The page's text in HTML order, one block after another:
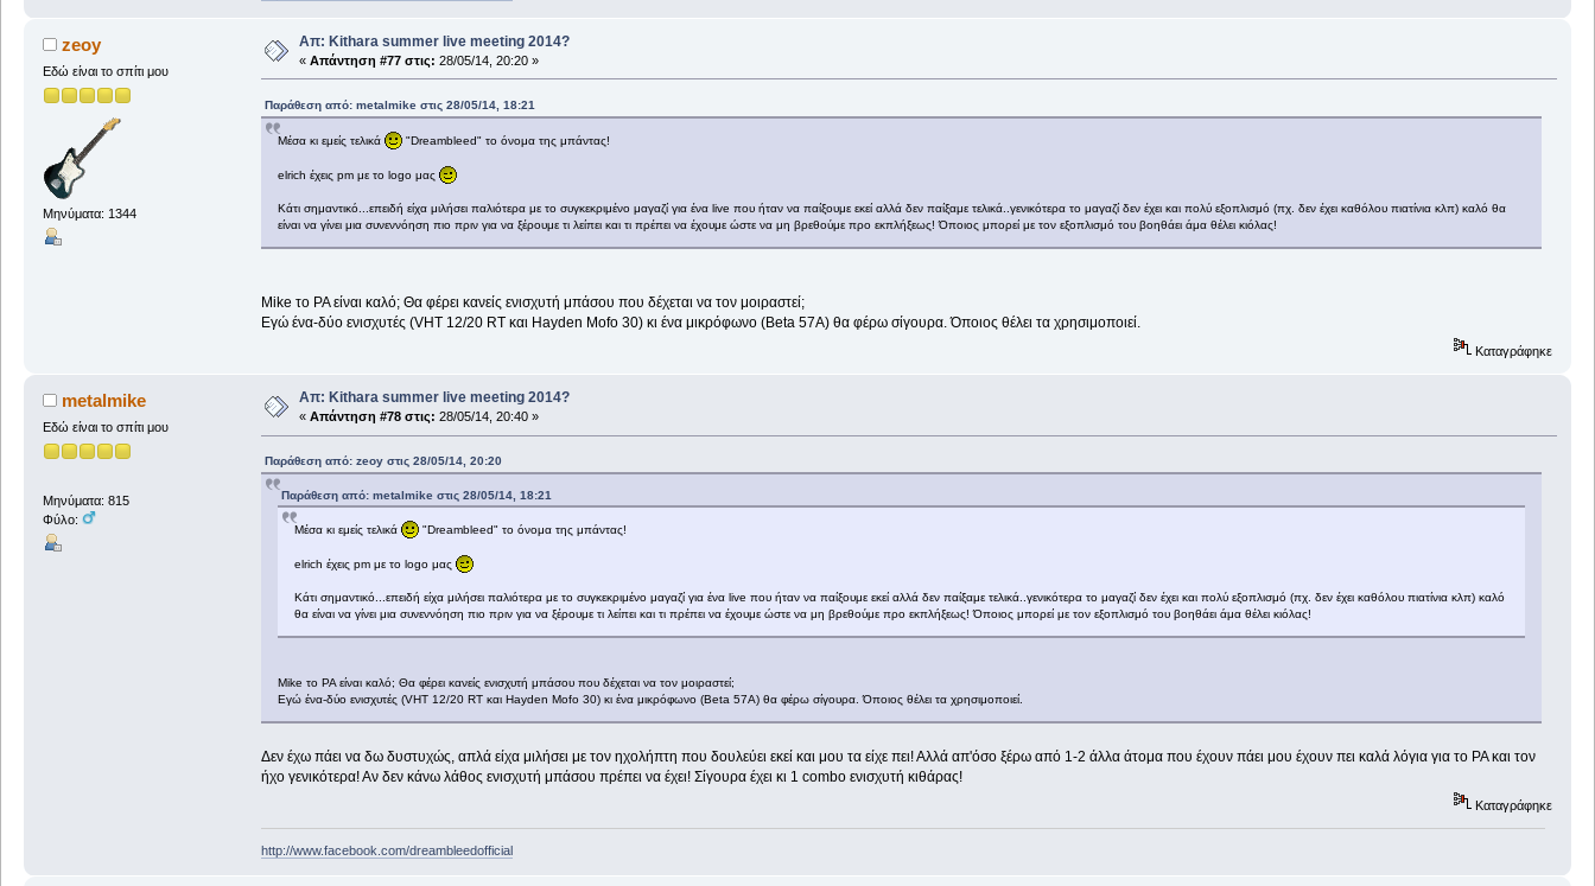
zeoy
Εδώ είναι το σπίτι μου
Μηνύματα: 1344
Απ: Kithara summer live meeting 2014?
« Απάντηση #77 στις: 28/05/14, 20:20 »
Παράθεση από: metalmike στις 28/05/14, 18:21
Μέσα κι εμείς τελικά "Dreambleed" το όνομα της μπάντας!
elrich έχεις pm με το logo μας
Κάτι σημαντικό...επειδή είχα μιλήσει παλιότερα με το συγκεκριμένο μαγαζί για ένα live που ήταν να παίξουμε εκεί αλλά δεν παίξαμε τελικά..γενικότερα το μαγαζί δεν έχει και πολύ εξοπλισμό (πχ. δεν έχει καθόλου πιατίνια κλπ) καλό θα
είναι να γίνει μια συνεννόηση πιο πριν για να ξέρουμε τι λείπει και τι πρέπει να έχουμε ώστε να μη βρεθούμε προ εκπλήξεως! Όποιος μπορεί με τον εξοπλισμό του βοηθάει άμα θέλει κιόλας!
Mike το PA είναι καλό; Θα φέρει κανείς ενισχυτή μπάσου που δέχεται να τον μοιραστεί;
Εγώ ένα-δύο ενισχυτές (VHT 12/20 RT και Hayden Mofo 30) κι ένα μικρόφωνο (Beta 57A) θα φέρω σίγουρα. Όποιος θέλει τα χρησιμοποιεί.
Καταγράφηκε
metalmike
Εδώ είναι το σπίτι μου
Μηνύματα: 815
Φύλο:
Απ: Kithara summer live meeting 2014?
« Απάντηση #78 στις: 28/05/14, 20:40 »
Παράθεση από: zeoy στις 28/05/14, 20:20
Παράθεση από: metalmike στις 28/05/14, 18:21
Μέσα κι εμείς τελικά "Dreambleed" το όνομα της μπάντας!
elrich έχεις pm με το logo μας
Κάτι σημαντικό...επειδή είχα μιλήσει παλιότερα με το συγκεκριμένο μαγαζί για ένα live που ήταν να παίξουμε εκεί αλλά δεν παίξαμε τελικά..γενικότερα το μαγαζί δεν έχει και πολύ εξοπλισμό (πχ. δεν έχει καθόλου πιατίνια κλπ) καλό
θα είναι να γίνει μια συνεννόηση πιο πριν για να ξέρουμε τι λείπει και τι πρέπει να έχουμε ώστε να μη βρεθούμε προ εκπλήξεως! Όποιος μπορεί με τον εξοπλισμό του βοηθάει άμα θέλει κιόλας!
Mike το PA είναι καλό; Θα φέρει κανείς ενισχυτή μπάσου που δέχεται να τον μοιραστεί;
Εγώ ένα-δύο ενισχυτές (VHT 12/20 RT και Hayden Mofo 30) κι ένα μικρόφωνο (Beta 57A) θα φέρω σίγουρα. Όποιος θέλει τα χρησιμοποιεί.
Δεν έχω πάει να δω δυστυχώς, απλά είχα μιλήσει με τον ηχολήπτη που δουλεύει εκεί και μου τα είχε πει! Αλλά απ'όσο ξέρω από 1-2 άλλα άτομα που έχουν πάει μου έχουν πει καλά λόγια για το PA και τον
ήχο γενικότερα! Αν δεν κάνω λάθος ενισχυτή μπάσου πρέπει να έχει! Σίγουρα έχει κι 1 combo ενισχυτή κιθάρας!
Καταγράφηκε
http://www.facebook.com/dreambleedofficial